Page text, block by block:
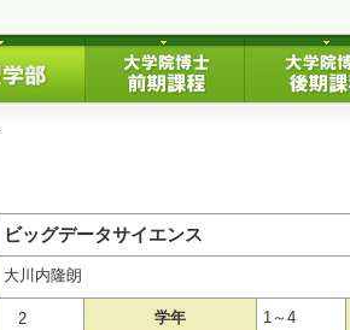
ビッグデータサイエンス
大川内隆朗
2 学年 1～4